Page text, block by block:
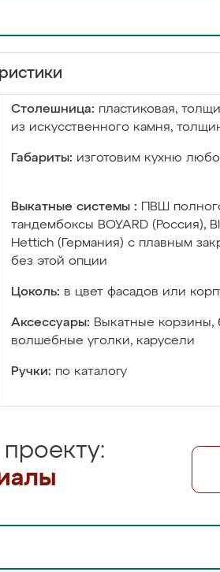
Столешница: пластиковая,
из искусственного камня,
Габариты: изготовим кухню
Выкатные системы :
ПВШ
тандембоксы BOYARD (Россия),
Hettich (Германия) с плавным
без этой опции
Цоколь: в цвет фасадов или
Аксессуары: Выкатные корзины,
волшебные уголки, карусели
Ручки: по каталогу